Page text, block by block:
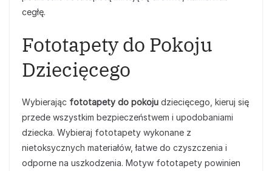
cegłę.
Fototapety do Pokoju
Dziecięcego
Wybierając fototapety do pokoju dziecięcego, kieruj się
przede wszystkim bezpieczeństwem i upodobaniami
dziecka. Wybieraj fototapety wykonane z
nietoksycznych materiałów, łatwe do czyszczenia i
odporne na uszkodzenia. Motyw fototapety powinien